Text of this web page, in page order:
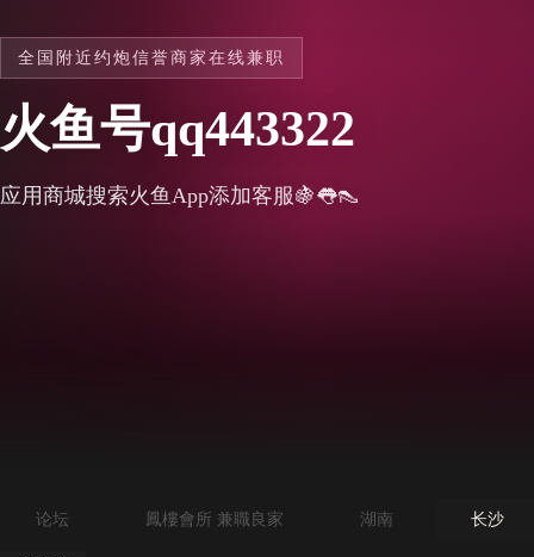
全国附近约炮信誉商家在线兼职
火鱼号qq443322
应用商城搜索火鱼App添加客服🍇👅👠
论坛 鳳樓會所 兼職良家 湖南 长沙